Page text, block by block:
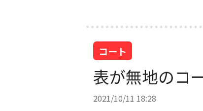
コート
表が無地のコ
2021/10/11 18:28